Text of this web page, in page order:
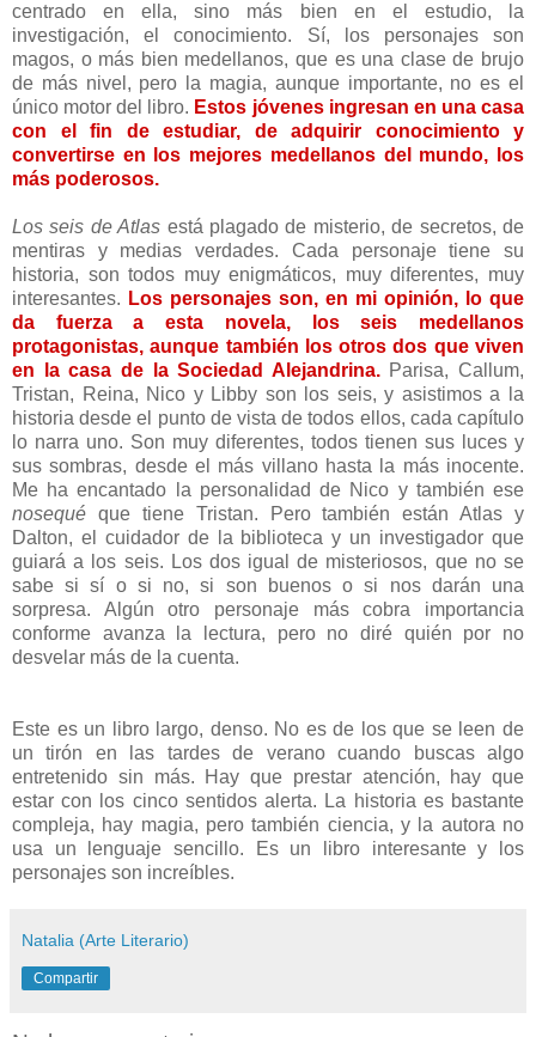
centrado en ella, sino más bien en el estudio, la
investigación, el conocimiento. Sí, los personajes son
magos, o más bien medellanos, que es una clase de brujo
de más nivel, pero la magia, aunque importante, no es el
único motor del libro. Estos jóvenes ingresan en una casa
con el fin de estudiar, de adquirir conocimiento y
convertirse en los mejores medellanos del mundo, los
más poderosos.
Los seis de Atlas está plagado de misterio, de secretos, de
mentiras y medias verdades. Cada personaje tiene su
historia, son todos muy enigmáticos, muy diferentes, muy
interesantes. Los personajes son, en mi opinión, lo que
da fuerza a esta novela, los seis medellanos
protagonistas, aunque también los otros dos que viven
en la casa de la Sociedad Alejandrina.Parisa, Callum,
Tristan, Reina, Nico y Libby son los seis, y asistimos a la
historia desde el punto de vista de todos ellos, cada capítulo
lo narra uno. Son muy diferentes, todos tienen sus luces y
sus sombras, desde el más villano hasta la más inocente.
Me ha encantado la personalidad de Nico y también ese
nosequé que tiene Tristan. Pero también están Atlas y
Dalton, el cuidador de la biblioteca y un investigador que
guiará a los seis. Los dos igual de misteriosos, que no se
sabe si sí o si no, si son buenos o si nos darán una
sorpresa. Algún otro personaje más cobra importancia
conforme avanza la lectura, pero no diré quién por no
desvelar más de la cuenta.
Este es un libro largo, denso. No es de los que se leen de
un tirón en las tardes de verano cuando buscas algo
entretenido sin más. Hay que prestar atención, hay que
estar con los cinco sentidos alerta. La historia es bastante
compleja, hay magia, pero también ciencia, y la autora no
usa un lenguaje sencillo. Es un libro interesante y los
personajes son increíbles.
Natalia (Arte Literario)
Compartir